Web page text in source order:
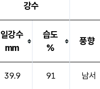
강수
일강수
mm
습도
%
풍향
39.9 91 남서